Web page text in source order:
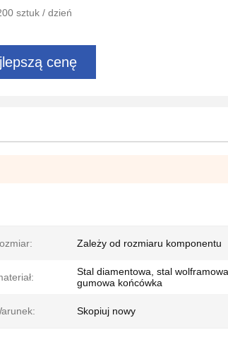
sztuk / dzień
cenę
Zależy od rozmiaru komponentu
Stal diamentowa, stal
gumowa końcówka
Skopiuj nowy